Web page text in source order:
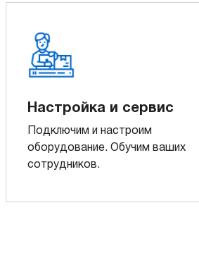
Настройка и сервис
Подключим и настроим
оборудование. Обучим ваших
сотрудников.